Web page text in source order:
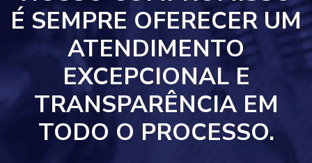
É SEMPRE OFERECER UM
ATENDIMENTO
EXCEPCIONAL E
TRANSPARÊNCIA EM
TODO O PROCESSO.